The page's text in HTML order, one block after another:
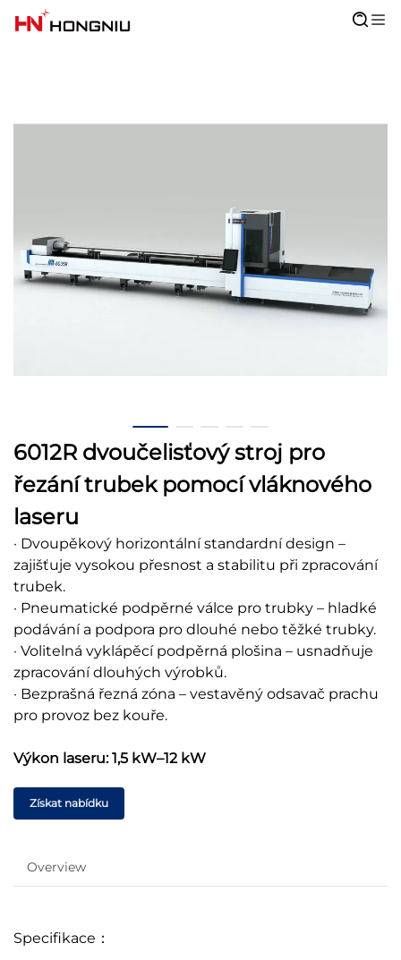
6012R dvoučelisťový stroj pro
řezání trubek pomocí vláknového
laseru
· Dvoupěkový horizontální standardní design –
zajišťuje vysokou přesnost a stabilitu při zpracování
trubek.
· Pneumatické podpěrné válce pro trubky – hladké
podávání a podpora pro dlouhé nebo těžké trubky.
· Volitelná vyklápěcí podpěrná plošina – usnadňuje
zpracování dlouhých výrobků.
· Bezprašná řezná zóna – vestavěný odsavač prachu
pro provoz bez kouře.
Výkon laseru: 1,5 kW–12 kW
Získat nabídku
Overview
Specifikace：